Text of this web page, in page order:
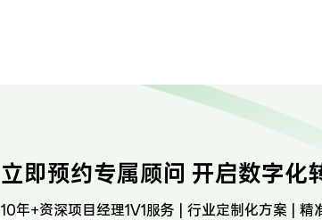
立即预约专属顾问 开启数字化
10年+资深项目经理1V1服务 | 行业定制化方案 | 精